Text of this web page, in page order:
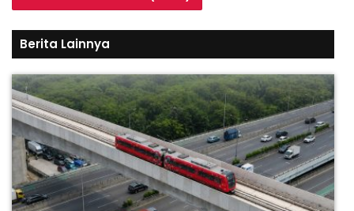
Berita Lainnya